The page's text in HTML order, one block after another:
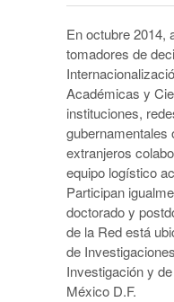
En octubre 2014,
tomadores de
Académicas y
instituciones,
gubernamentales
extranjeros
equipo logístico
Participan
doctorado y
de la Red está
de
Investigación y
México D.F.